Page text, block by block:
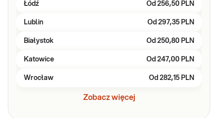
Łódź Od 256,50 PLN
Lublin Od 297,35 PLN
Białystok Od 250,80 PLN
Katowice Od 247,00 PLN
Wrocław Od 282,15 PLN
Zobacz więcej